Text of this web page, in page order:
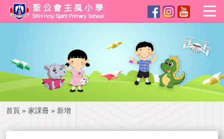
首頁 » 家課冊 » 新增